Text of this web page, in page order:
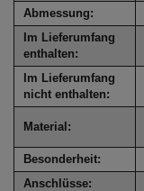
Abmessung:
Im Lieferumfang
enthalten:
Im Lieferumfang
nicht enthalten:
Material:
Besonderheit:
Anschlüsse: